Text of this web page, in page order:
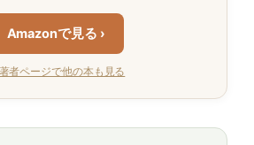
Amazonで見る ›
著者ページで他の本も見る